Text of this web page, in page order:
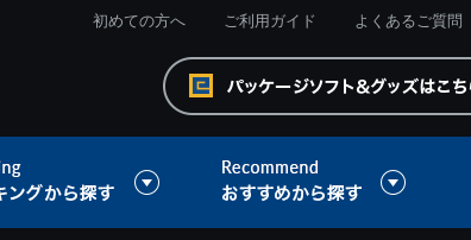
初めての方へ ご利用ガイド よくあるご質問